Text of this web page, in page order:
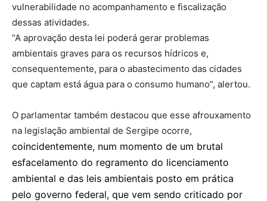
vulnerabilidade no acompanhamento e fiscalização
dessas atividades.
“A aprovação desta lei poderá gerar problemas
ambientais graves para os recursos hídricos e,
consequentemente, para o abastecimento das cidades
que captam está água para o consumo humano”, alertou.
O parlamentar também destacou que esse afrouxamento
na legislação ambiental de Sergipe ocorre,
coincidentemente, num momento de um brutal
esfacelamento do regramento do licenciamento
ambiental e das leis ambientais posto em prática
pelo governo federal, que vem sendo criticado por